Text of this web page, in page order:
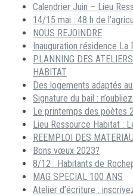
Calendrier Juin – Lieu
14/15 mai : 48 h de
NOUS REJOINDRE
Inauguration résidence La
PLANNING DES
HABITAT
Des logements adaptés
Signature du bail :
Le printemps des poètes
Lieu Ressource Habitat :
REEMPLOI DES
Bons vœux 2023?
8/12 : Habitants de
MAG SPECIAL 100 ANS
Atelier d’écriture :